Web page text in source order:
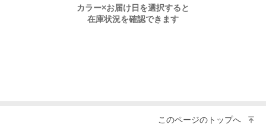
カラー×お届け日 を選択すると
在庫状況を確認できます
このページのトップへ